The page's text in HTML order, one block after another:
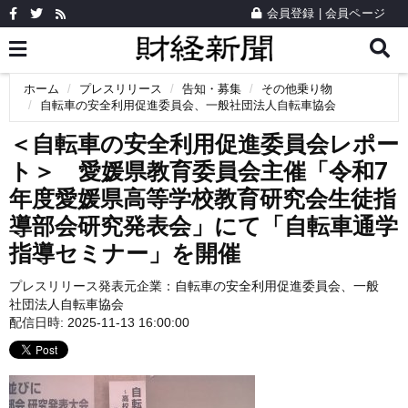
会員登録 会員ページ
ホーム プレスリリース 告知・募集
その他乗り物
自転車の安全利用促進委員会、一般社団法人自転車協会
＜自転車の安全利用促進委員会レポー
ト＞ 愛媛県教育委員会主催「令和7
年度愛媛県高等学校教育研究会生徒指
導部会研究発表会」にて「自転車通学
指導セミナー」を開催
プレスリリース発表元企業： 自転車の安全利用促進委員会、一般
社団法人自転車協会
配信日時: 2025-11-13 16:00:00